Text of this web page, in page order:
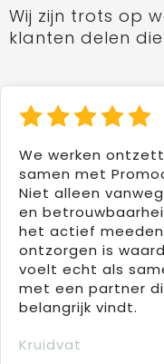
Wij zijn trots op
klanten delen
We werken
samen met
Niet alleen
en
het actief
ontzorgen is
voelt echt als
met een partner
belangrijk vindt.
Kruidvat